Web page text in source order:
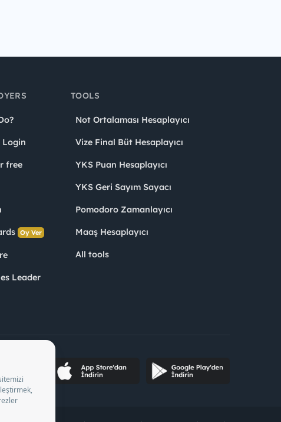
Login
free
Oy Ver
Leader
TOOLS
Not Ortalaması Hesaplayıcı
Vize Final Büt Hesaplayıcı
YKS Puan Hesaplayıcı
YKS Geri Sayım Sayacı
Pomodoro Zamanlayıcı
Maaş Hesaplayıcı
All tools